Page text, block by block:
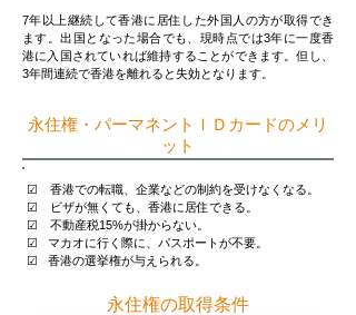
7年以上継続して香港に居住した外国人の方が取得でき
ます。出国となった場合でも、現時点では3年に一度香
港に入国されていれば維持することができます。但し、
3年間連続で香港を離れると失効となります。
​永住権・パーマネントＩＤカードのメリ
ット
☑ 香港での転職、企業などの制約を受けなくなる。
☑ ビザが無くても、香港に居住できる。
☑ 不動産税15%が掛からない。
☑ マカオに行く際に、パスポートが不要。
​☑ 香港の選挙権が与えられる。
​永住権の取得条件